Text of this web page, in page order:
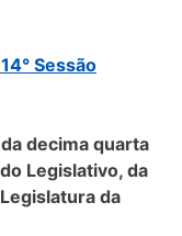
Sessão
decima quarta
Legislativo, da
da